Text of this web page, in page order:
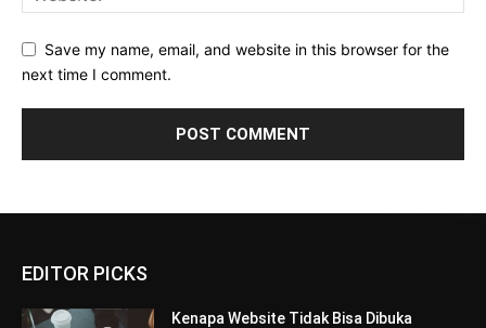
Save my name, email, and website in this browser for the
next time I comment.
EDITOR PICKS
Kenapa Website Tidak Bisa Dibuka